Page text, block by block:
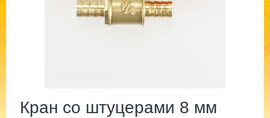
Кран со штуцерами 8 мм